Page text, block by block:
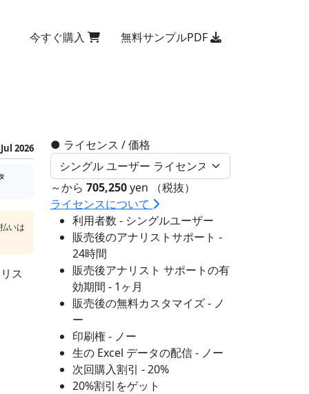
今すぐ購入 無料サンプルPDF
Jul 2026
いは
ス
● ライセンス / 価格
～から 705,250yen （税抜）
ライセンスについて
利用者数 - シングルユーザー
販売後のアナリストサポート -
24時間
販売後アナリスト サポートの有
効期間 - 1ヶ月
販売後の無料カスタマイズ - ノ
ー
印刷権 - ノー
生の Excel データの配信 - ノー
次回購入割引 - 20%
20%割引をゲット